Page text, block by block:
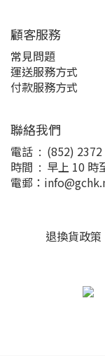
顧客服務
常見問題
運送服務方式
付款服務方式
聯絡我們
電話 : (852) 2372
時間 : 早上 10 時
電郵：
退換貨政策